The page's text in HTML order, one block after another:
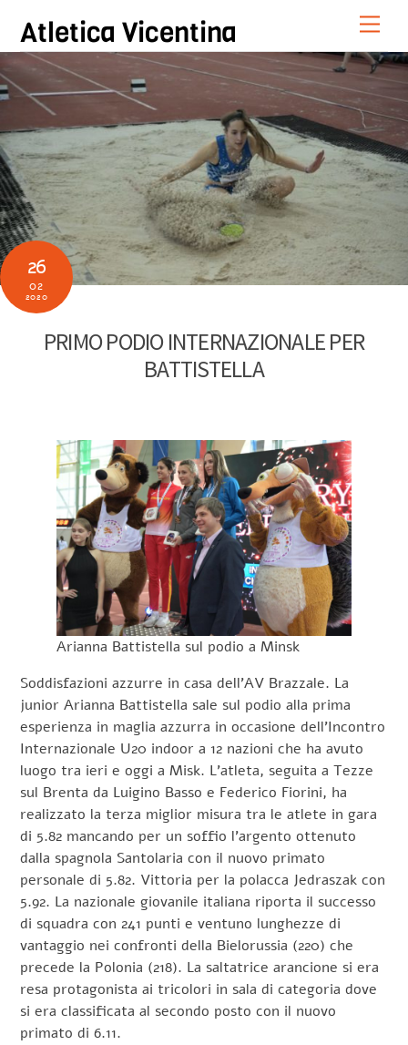
content
Atletica Vicentina
26
02
2020
PRIMO PODIO INTERNAZIONALE PER
BATTISTELLA
Arianna Battistella sul podio a Minsk
Soddisfazioni azzurre in casa dell’AV Brazzale. La
junior Arianna Battistella sale sul podio alla prima
esperienza in maglia azzurra in occasione dell’Incontro
Internazionale U20 indoor a 12 nazioni che ha avuto
luogo tra ieri e oggi a Misk. L’atleta, seguita a Tezze
sul Brenta da Luigino Basso e Federico Fiorini, ha
realizzato la terza miglior misura tra le atlete in gara
di 5.82 mancando per un soffio l’argento ottenuto
dalla spagnola Santolaria con il nuovo primato
personale di 5.82. Vittoria per la polacca Jedraszak con
5.92. La nazionale giovanile italiana riporta il successo
di squadra con 241 punti e ventuno lunghezze di
vantaggio nei confronti della Bielorussia (220) che
precede la Polonia (218). La saltatrice arancione si era
resa protagonista ai tricolori in sala di categoria dove
si era classificata al secondo posto con il nuovo
primato di 6.11.